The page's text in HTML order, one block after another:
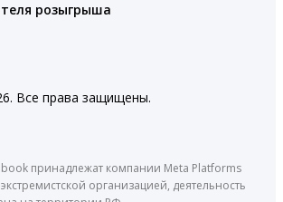
розыгрыша
Все права защищены.
принадлежат компании Meta Platforms
организацией, деятельность